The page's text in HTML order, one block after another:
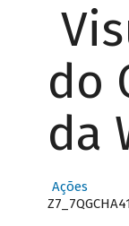
do
da
Ações